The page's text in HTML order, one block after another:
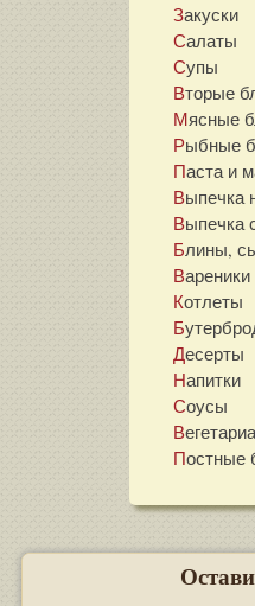
Закуски
Салаты
Супы
Вторые
Мясные
Рыбные
Паста и
Выпечка
Выпечка
Блины,
Вареники
Котлеты
Десерты
Напитки
Соусы